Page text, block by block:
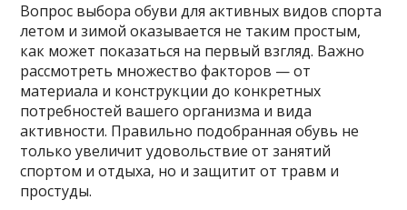
Вопрос выбора обуви для активных видов спорта
летом и зимой оказывается не таким простым,
как может показаться на первый взгляд. Важно
рассмотреть множество факторов — от
материала и конструкции до конкретных
потребностей вашего организма и вида
активности. Правильно подобранная обувь не
только увеличит удовольствие от занятий
спортом и отдыха, но и защитит от травм и
простуды.